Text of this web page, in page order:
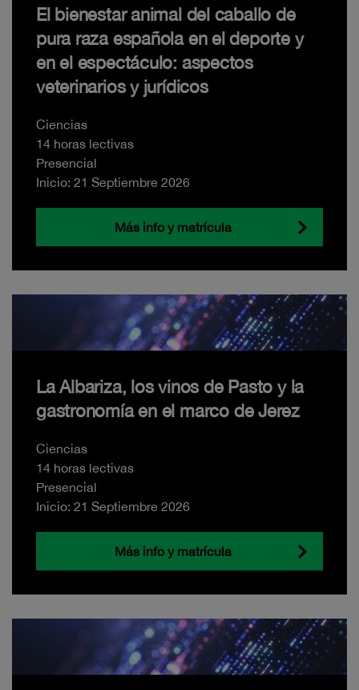
El bienestar animal del caballo de
pura raza española en el deporte y
en el espectáculo: aspectos
veterinarios y jurídicos
Ciencias
14 horas lectivas
Presencial
Inicio: 21 Septiembre 2026
Más info y matrícula
La Albariza, los vinos de Pasto y la
gastronomía en el marco de Jerez
Ciencias
14 horas lectivas
Presencial
Inicio: 21 Septiembre 2026
Más info y matrícula